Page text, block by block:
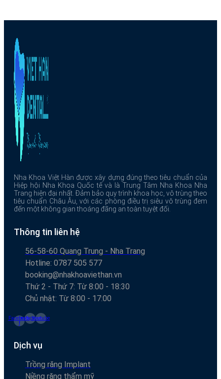
Nha Khoa Việt Hàn được xây dựng đúng theo tiêu chuẩn của
Hiệp hội Nha Khoa Quốc tế và là Trung Tâm Nha Khoa Nha
Trang hiện đại nhất. Đảm bảo quy trình khoa học, vô trùng theo
tiêu chuẩn Châu Âu, với các phòng điều trị siêu vô trùng đem
đến một không gian thoáng đãng an toàn tuyệt đối.
Thông tin liên hệ
56-58-60 Quang Trung - Nha Trang
Hotline: 0787 505 577
booking@nhakhoaviethan.vn
Thứ 2 - Thứ 7: Từ 8:00 - 18:30
Chủ nhật: Từ 8:00 - 17:00
Facebook-
f
InstagramYoutube
Dịch vụ
Trồng răng Implant
Niềng răng thẩm mỹ